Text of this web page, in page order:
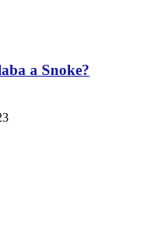
a Snoke?